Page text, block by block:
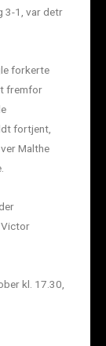
3-1, var detr
forkerte
fremfor
fortjent,
Malthe
Victor
kl. 17.30,